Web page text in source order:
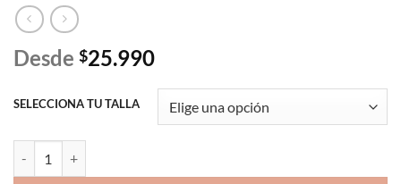
Desde $25.990
SELECCIONA TU TALLA